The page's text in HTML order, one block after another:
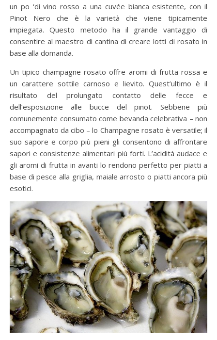
un po ‘di vino rosso a una cuvée bianca esistente, con il
Pinot Nero che è la varietà che viene tipicamente
impiegata. Questo metodo ha il grande vantaggio di
consentire al maestro di cantina di creare lotti di rosato in
base alla domanda.
Un tipico champagne rosato offre aromi di frutta rossa e
un carattere sottile carnoso e lievito. Quest’ultimo è il
risultato del prolungato contatto delle fecce e
dell’esposizione alle bucce del pinot. Sebbene più
comunemente consumato come bevanda celebrativa – non
accompagnato da cibo – lo Champagne rosato è versatile; il
suo sapore e corpo più pieni gli consentono di affrontare
sapori e consistenze alimentari più forti. L’acidità audace e
gli aromi di frutta in avanti lo rendono perfetto per piatti a
base di pesce alla griglia, maiale arrosto o piatti ancora più
esotici.